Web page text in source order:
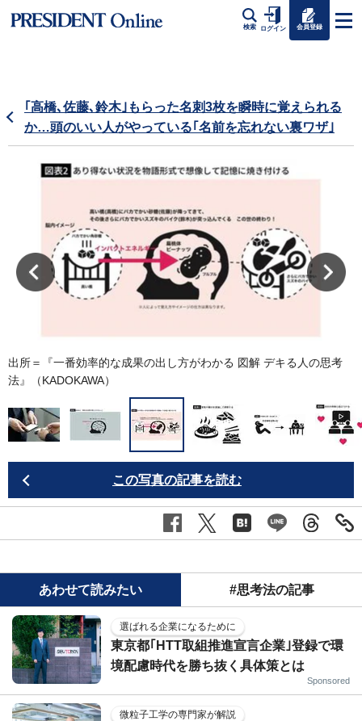
検索 ログイン 会員登録
｢高橋､佐藤､鈴木｣もらった名刺3枚を瞬時に覚えられる
か…頭のいい人がやっている｢名前を忘れない裏ワザ｣
出所＝『一番効率的な成果の出し方がわかる 図解 デキる人の思考
法』（KADOKAWA）
この写真の記事を読む
あわせて読みたい #思考法の記事
選ばれる企業になるために
東京都｢HTT取組推進宣言企業｣登録で環
境配慮時代を勝ち抜く具体策とは
Sponsored
微粒子工学の専門家が解説